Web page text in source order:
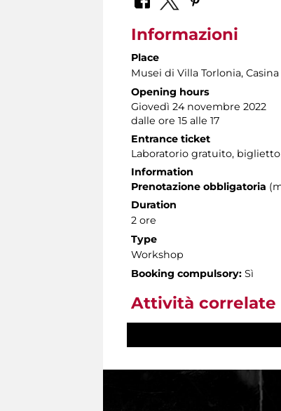
Informazioni
Place
Musei di Villa Torlonia,
Opening hours
Giovedì 24 novembre 2022
dalle ore 15 alle 17
Entrance ticket
Laboratorio gratuito,
Information
Prenotazione obbligatoria
Duration
2 ore
Type
Workshop
Booking compulsory: Sì
Attività correlate